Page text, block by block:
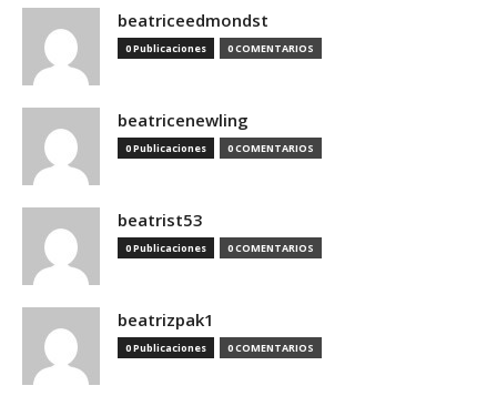
beatriceedmondst
0 Publicaciones 0 COMENTARIOS
beatricenewling
0 Publicaciones 0 COMENTARIOS
beatrist53
0 Publicaciones 0 COMENTARIOS
beatrizpak1
0 Publicaciones 0 COMENTARIOS